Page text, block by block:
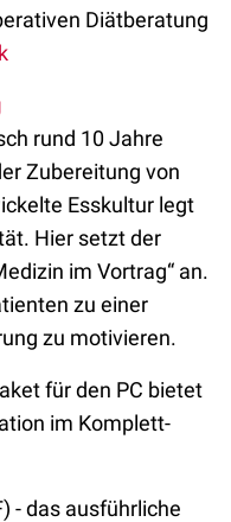
Diätberatung
rund 10 Jahre
Zubereitung von
Esskultur legt
Hier setzt der
im Vortrag“ an.
zu einer
zu motivieren.
für den PC bietet
im Komplett-
- das ausführliche